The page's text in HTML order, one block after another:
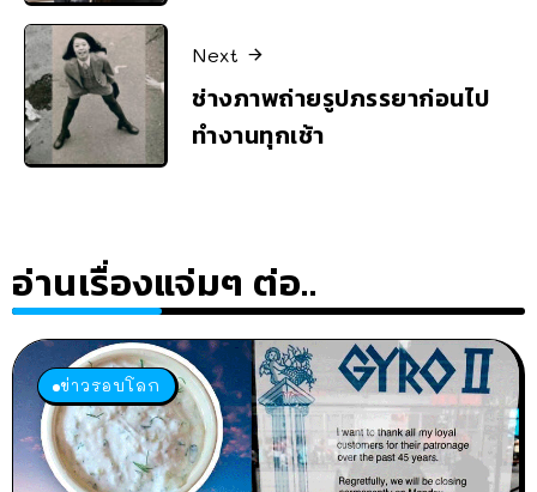
Next
ช่างภาพถ่ายรูปภรรยาก่อนไป
ทำงานทุกเช้า
อ่านเรื่องแจ่มๆ ต่อ..
ข่าวรอบโลก